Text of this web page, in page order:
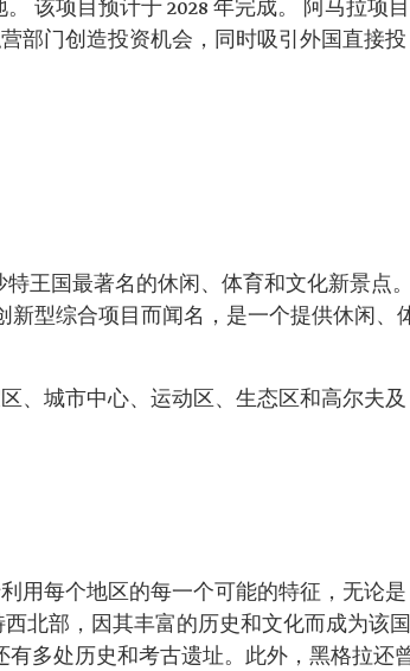
该项目预计于 2028 年完成。 阿马拉项目
部门创造投资机会，同时吸引外国直接投
王国最著名的休闲、体育和文化新景点
新型综合项目而闻名，是一个提供休闲、
、城市中心、运动区、生态区和高尔夫及
用每个地区的每一个可能的特征，无论是
北部，因其丰富的历史和文化而成为该国
多处历史和考古遗址。此外，黑格拉还